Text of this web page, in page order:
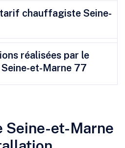
chauffagiste Seine-
réalisées par le
et-Marne 77
Seine-et-Marne